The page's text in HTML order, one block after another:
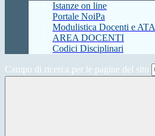
Istanze on line
Portale NoiPa
Modulistica Docenti e ATA
AREA DOCENTI
Codici Disciplinari
Campo di ricerca per le pagine del sito